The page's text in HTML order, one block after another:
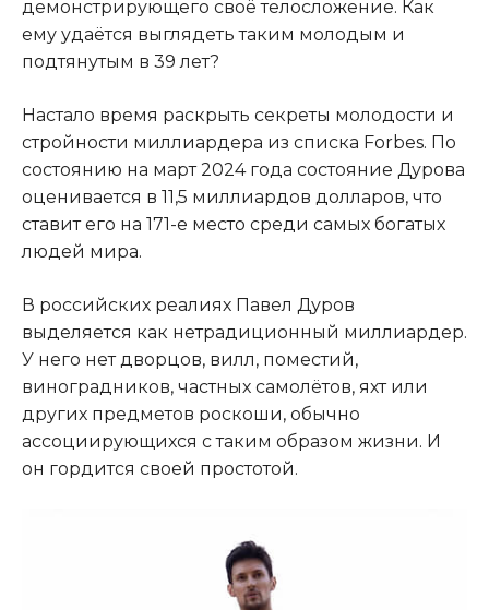
демонстрирующего своё телосложение. Как
ему удаётся выглядеть таким молодым и
подтянутым в 39 лет?
Настало время раскрыть секреты молодости и
стройности миллиардера из списка Forbes. По
состоянию на март 2024 года состояние Дурова
оценивается в 11,5 миллиардов долларов, что
ставит его на 171-е место среди самых богатых
людей мира.
В российских реалиях Павел Дуров
выделяется как нетрадиционный миллиардер.
У него нет дворцов, вилл, поместий,
виноградников, частных самолётов, яхт или
других предметов роскоши, обычно
ассоциирующихся с таким образом жизни. И
он гордится своей простотой.